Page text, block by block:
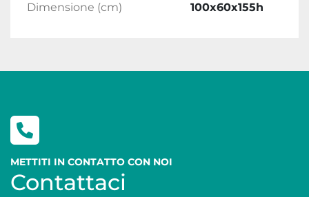
Dimensione (cm) 100x60x155h
METTITI IN CONTATTO CON NOI
Contattaci